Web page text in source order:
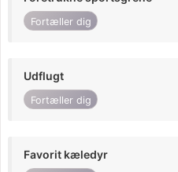
Fortæller dig
Udflugt
Fortæller dig
Favorit kæledyr